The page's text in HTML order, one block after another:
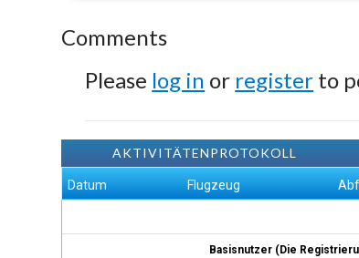
Comments
Please log in or register to
AKTIVITÄTENPROTOKOLL
Datum Flugzeug
Basisnutzer (Die